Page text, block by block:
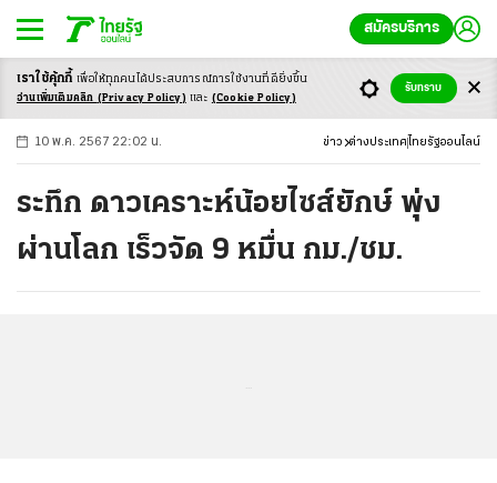
สมัครบริการ
-ก ก ก+
10 พ.ค. 2567 22:02 น. ข่าว ต่างประเทศ ไทยรัฐออนไลน์
ระทึก ดาวเคราะห์น้อยไซส์ยักษ์ พุ่ง
ผ่านโลก เร็วจัด 9 หมื่น กม./ชม.
เราใช้คุ้กกี้ เพื่อให้ทุกคนได้ประสบการณ์การใช้งานที่ดียิ่งขึ้น
อ่านเพิ่มเติมคลิก (Privacy Policy) และ (Cookie Policy)
รับทราบ